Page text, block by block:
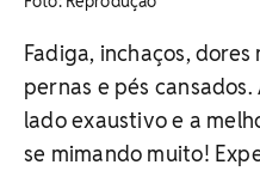
Fadiga, inchaços,
pernas e pés
lado exaustivo e a
se mimando muito!